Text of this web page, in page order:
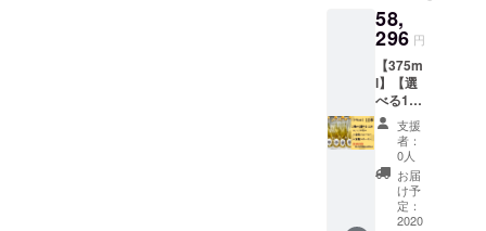
冷暗所
で寝か
せるこ
とで濃
厚な味
わいに
なりま
す。
キーを
思わせ
る大人
な香
り。
〈Hone
y mee
～米麹
～〉 蜂
蜜：北
海道産
菩提樹
ンマス
カット
のよう
な
ジュー
シーな
香り、
白ワイ
ンのよ
うな透
き通る
味に、
がりま
した。
〈Hone
y
mee〉
〈金箔
Honey
mee〉
蜂蜜：
北海道
産菩提
樹 水：
れちゃ
いまし
た！ *
＊・.*・
映える
こと間
違いな
し！！*
＊・.*・
想像以
上に金
箔の迫
力があ
*・ 無着
色、無
香料、
酸化防
止剤不
使用。
素材を
生か
し、日
本独自
の美味
しい蜂
蜜酒が
58,
296 円
【375m
l】【選
べる12
本】
【スタ
ンダー
ド＋金
箔＋米
麹】
【送料
支援
者：
0人
お届
け予
定：
2020